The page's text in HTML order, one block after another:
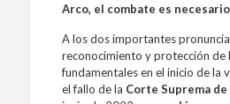
Arco, el combate es
A los dos importantes
reconocimiento y protección de
fundamentales en el inicio de la
el fallo de la Corte Suprema de